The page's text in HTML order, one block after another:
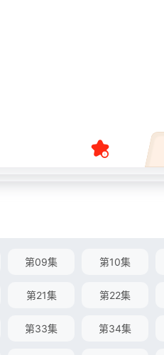
第09集 第10集
第21集 第22集
第33集 第34集